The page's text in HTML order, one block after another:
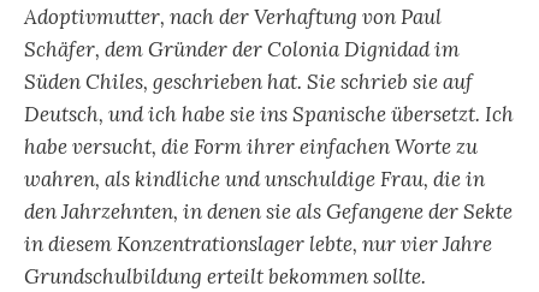
Adoptivmutter, nach der Verhaftung von Paul
Schäfer, dem Gründer der Colonia Dignidad im
Süden Chiles, geschrieben hat. Sie schrieb sie auf
Deutsch, und ich habe sie ins Spanische übersetzt. Ich
habe versucht, die Form ihrer einfachen Worte zu
wahren, als kindliche und unschuldige Frau, die in
den Jahrzehnten, in denen sie als Gefangene der Sekte
in diesem Konzentrationslager lebte, nur vier Jahre
Grundschulbildung erteilt bekommen sollte.